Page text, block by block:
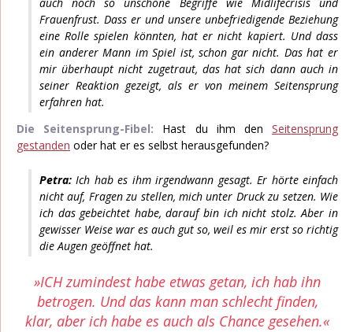
Frauenfrust. Dass er und unsere unbefriedigende Beziehung
eine Rolle spielen könnten, hat er nicht kapiert. Und dass
ein anderer Mann im Spiel ist, schon gar nicht. Das hat er
mir überhaupt nicht zugetraut, das hat sich dann auch in
seiner Reaktion gezeigt, als er von meinem Seitensprung
erfahren hat.
Die Seitensprung-Fibel: Hast du ihm denSeitensprung
gestanden oder hat er es selbst herausgefunden?
Petra: Ich hab es ihm irgendwann gesagt. Er hörte einfach
nicht auf, Fragen zu stellen, mich unter Druck zu setzen. Wie
ich das gebeichtet habe, darauf bin ich nicht stolz. Aber in
gewisser Weise war es auch gut so, weil es mir erst so richtig
die Augen geöffnet hat.
»ICH zumindest habe etwas getan, ich hab ihn
betrogen. Und das kann man schlecht finden,
klar, aber ich habe es auch als Chance gesehen.«